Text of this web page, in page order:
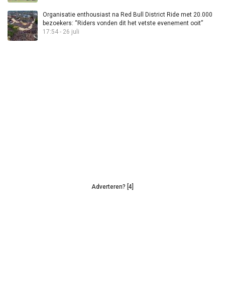
Organisatie enthousiast na Red Bull District Ride met 20.000
bezoekers: “Riders vonden dit het vetste evenement ooit”
17:54 - 26 juli
Adverteren? [4]